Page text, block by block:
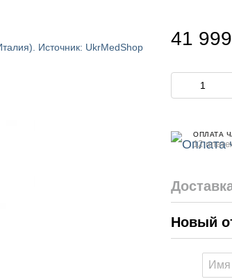
41
ОПЛАТА
12
Новый